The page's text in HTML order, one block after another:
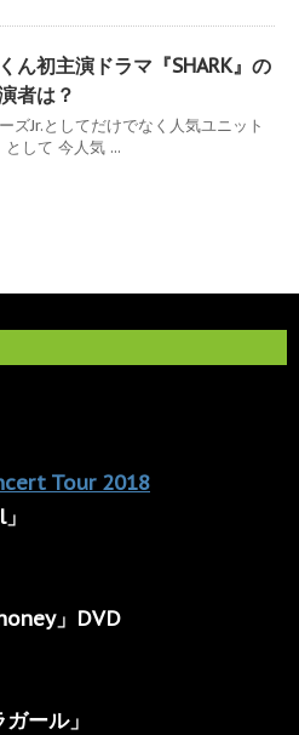
ん初主演ドラマ『SHARK』の
者は？
ズJr.としてだけでなく人気ユニット
として 今人気 ...
Tour 2018
」DVD
ール」